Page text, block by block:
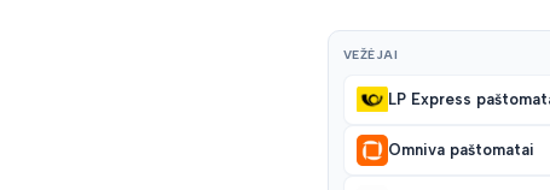
VEŽĖJAI
LP Express
Omniva paštomatai